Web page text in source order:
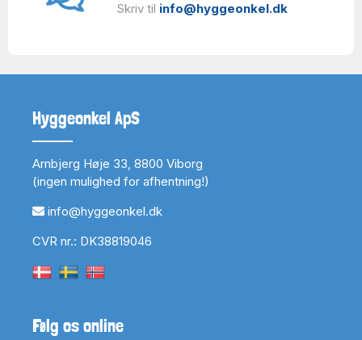
Skriv til info@hyggeonkel.dk
Hyggeonkel ApS
Arnbjerg Høje 33, 8800 Viborg
(ingen mulighed for afhentning!)
info@hyggeonkel.dk
CVR nr.: DK38819046
Følg os online